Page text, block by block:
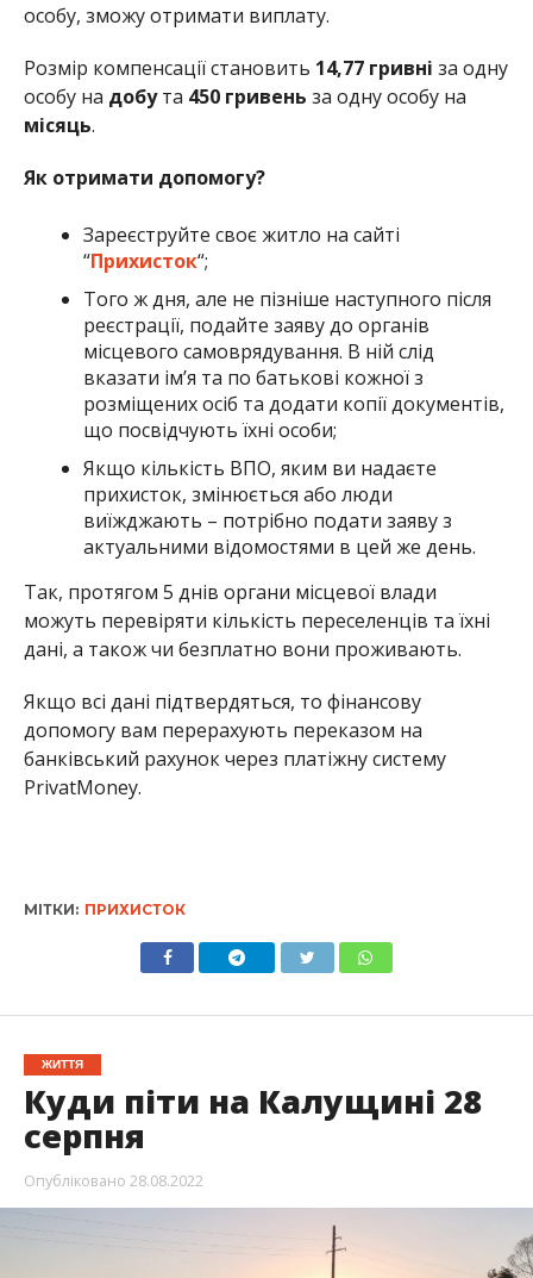
особу, зможу отримати виплату.
Розмір компенсації становить 14,77 гривні за одну
особу на добута 450 гривень за одну особу на
місяць.
Як отримати допомогу?
Зареєструйте своє житло на сайті
“Прихисток“;
Того ж дня, але не пізніше наступного після
реєстрації, подайте заяву до органів
місцевого самоврядування. В ній слід
вказати ім’я та по батькові кожної з
розміщених осіб та додати копії документів,
що посвідчують їхні особи;
Якщо кількість ВПО, яким ви надаєте
прихисток, змінюється або люди
виїжджають – потрібно подати заяву з
актуальними відомостями в цей же день.
Так, протягом 5 днів органи місцевої влади
можуть перевіряти кількість переселенців та їхні
дані, а також чи безплатно вони проживають.
Якщо всі дані підтвердяться, то фінансову
допомогу вам перерахують переказом на
банківський рахунок через платіжну систему
PrivatMoney.
МІТКИ: ПРИХИСТОК
ЖИТТЯ
Куди піти на Калущині 28
серпня
Опубліковано 28.08.2022